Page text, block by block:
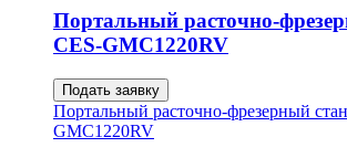
Портальный расточно-
CES-GMC1220RV
Подать заявку
Портальный расточно-фрезерный
GMC1220RV